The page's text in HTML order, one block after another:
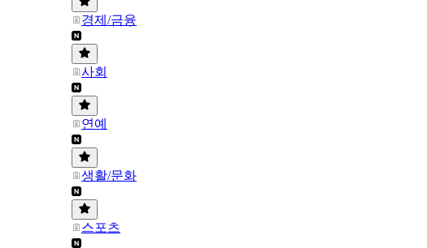
경제/금융
사회
연예
생활/문화
스포츠